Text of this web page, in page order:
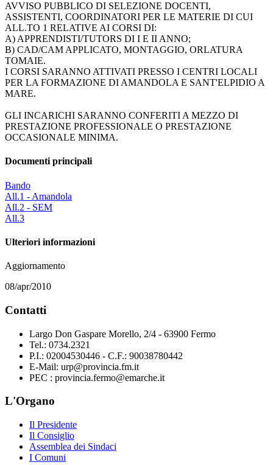
AVVISO PUBBLICO DI SELEZIONE DOCENTI,
ASSISTENTI, COORDINATORI PER LE MATERIE DI CUI
ALL.TO 1 RELATIVE AI CORSI DI:
A) APPRENDISTI/TUTORS DI I E II ANNO;
B) CAD/CAM APPLICATO, MONTAGGIO, ORLATURA
TOMAIE.
I CORSI SARANNO ATTIVATI PRESSO I CENTRI LOCALI
PER LA FORMAZIONE DI AMANDOLA E SANT'ELPIDIO A
MARE.
GLI INCARICHI SARANNO CONFERITI A MEZZO DI
PRESTAZIONE PROFESSIONALE O PRESTAZIONE
OCCASIONALE MINIMA.
Documenti principali
Bando
All.1 - Amandola
All.2 - SEM
All.3
Ulteriori informazioni
Aggiornamento
08/apr/2010
Contatti
Largo Don Gaspare Morello, 2/4 - 63900 Fermo
Tel.: 0734.2321
P.I.: 02004530446 - C.F.: 90038780442
E-Mail: urp@provincia.fm.it
PEC : provincia.fermo@emarche.it
L'Organo
Il Presidente
Il Consiglio
Assemblea dei Sindaci
I Comuni